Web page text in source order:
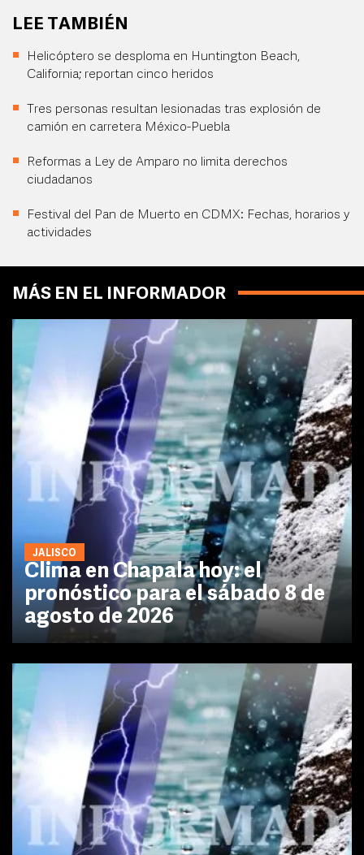
LEE TAMBIÉN
Helicóptero se desploma en Huntington Beach,
California; reportan cinco heridos
Tres personas resultan lesionadas tras explosión de
camión en carretera México-Puebla
Reformas a Ley de Amparo no limita derechos
ciudadanos
Festival del Pan de Muerto en CDMX: Fechas, horarios y
actividades
MÁS EN EL INFORMADOR
JALISCO
Clima en Chapala hoy: el
pronóstico para el sábado 8 de
agosto de 2026